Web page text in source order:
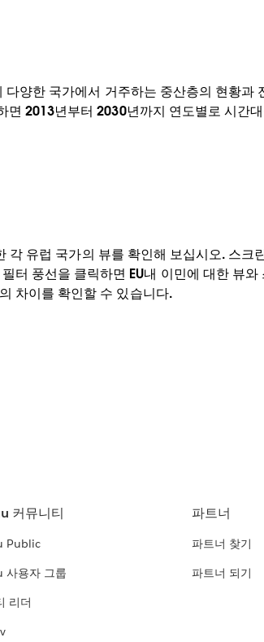
다양한 국가에서 거주하는 중산층의 현황과
2013년부터 2030년까지 연도별로 시간
각 유럽 국가의 뷰를 확인해 보십시오. 스크
터 풍선을 클릭하면 EU내 이민에 대한 뷰와
차이를 확인할 수 있습니다.
커뮤니티
Public
사용자 그룹
리더
파트너
파트너 찾기
파트너 되기